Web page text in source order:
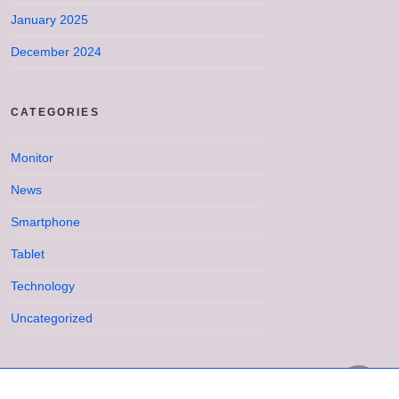
January 2025
December 2024
CATEGORIES
Monitor
News
Smartphone
Tablet
Technology
Uncategorized